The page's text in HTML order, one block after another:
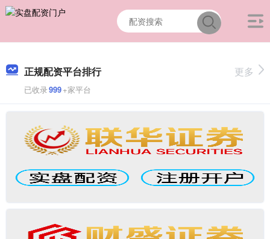
正规配资平台排行
已收录999+家平台
更多